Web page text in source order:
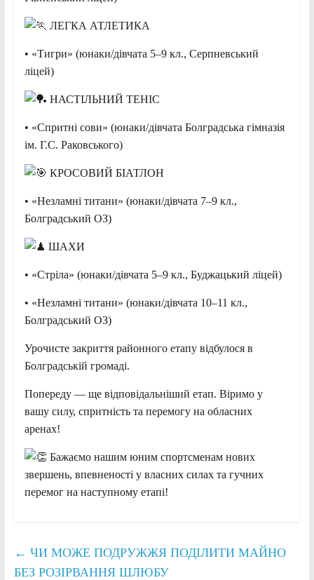
ЛЕГКА АТЛЕТИКА
• «Тигри» (юнаки/дівчата 5–9 кл., Серпневський
ліцей)
НАСТІЛЬНИЙ ТЕНІС
• «Спритні сови» (юнаки/дівчата Болградська гімназія
ім. Г.С. Раковського)
КРОСОВИЙ БІАТЛОН
• «Незламні титани» (юнаки/дівчата 7–9 кл.,
Болградський ОЗ)
ШАХИ
• «Стріла» (юнаки/дівчата 5–9 кл., Буджацький ліцей)
• «Незламні титани» (юнаки/дівчата 10–11 кл.,
Болградський ОЗ)
Урочисте закриття районного етапу відбулося в
Болградській громаді.
Попереду — ще відповідальніший етап. Віримо у
вашу силу, спритність та перемогу на обласних
аренах!
Бажаємо нашим юним спортсменам нових
звершень, впевненості у власних силах та гучних
перемог на наступному етапі!
← ЧИ МОЖЕ ПОДРУЖЖЯ ПОДІЛИТИ МАЙНО
БЕЗ РОЗІРВАННЯ ШЛЮБУ